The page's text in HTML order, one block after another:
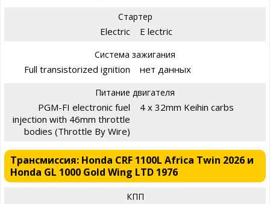
Стартер
Electric E lectric
Система зажигания
Full transistorized ignition нет данных
Питание двигателя
PGM-FI electronic fuel
injection with 46mm throttle
bodies (Throttle By Wire)
4 x 32mm Keihin carbs
Трансмиссия: Honda CRF 1100L Africa Twin 2026 и
Honda GL 1000 Gold Wing LTD 1976
КПП